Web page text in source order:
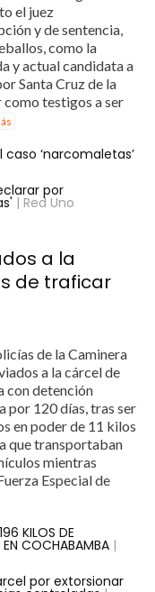
el juez
y de sentencia,
como la
y actual candidata a
Santa Cruz de la
como testigos a ser
‘narcomaletas’
por
| Red Uno
a la
de traficar
de la Caminera
a la cárcel de
con detención
por 120 días, tras ser
en poder de 11 kilos
que transportaban
mientras
Especial de
KILOS DE
COCHABAMBA|
por extorsionar